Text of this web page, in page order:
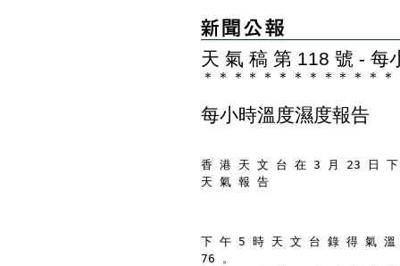
天 氣 稿 第 118 號 - 每
＊ ＊ ＊ ＊ ＊ ＊ ＊ ＊ ＊ ＊ ＊ ＊ ＊
每小時溫度濕度報告
香 港 天 文 台 在 3 月 23 日
天 氣 報 告
下 午 5 時 天 文 台 錄 得 氣
76 。